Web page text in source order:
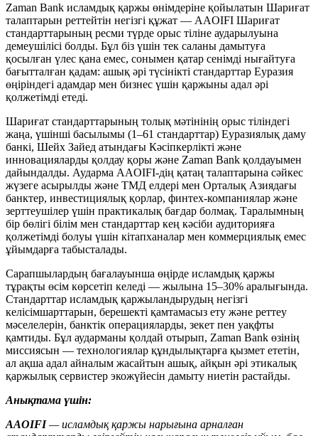
Zaman Bank исламдық қаржы өнімдеріне қойылатын Шариғат
талаптарын реттейтін негізгі құжат — AAOIFI Шариғат
стандарттарының ресми түрде орыс тіліне аударылуына
демеушілісі болды. Бұл біз үшін тек саланы дамытуға
қосылған үлес қана емес, сонымен қатар сенімді нығайтуға
бағытталған қадам: ашық әрі түсінікті стандарттар Еуразия
өңіріндегі адамдар мен бизнес үшін қаржыны адал әрі
қолжетімді етеді.
Шариғат стандарттарының толық мәтінінің орыс тіліндегі
жаңа, үшінші басылымы (1–61 стандарттар) Еуразиялық даму
банкі, Шейх Зайед атындағы Кәсіпкерлікті және
инновацияларды қолдау қоры және Zaman Bank қолдауымен
дайындалды. Аударма AAOIFI-дің қатаң талаптарына сәйкес
жүзеге асырылды және ТМД елдері мен Орталық Азиядағы
банктер, инвестициялық қорлар, финтех-компаниялар және
зерттеушілер үшін практикалық бағдар болмақ. Таралымның
бір бөлігі білім мен стандарттар кең кәсіби аудиторияға
қолжетімді болуы үшін кітапханалар мен коммерциялық емес
ұйымдарға табысталады.
Сарапшылардың бағалауынша өңірде исламдық қаржы
тұрақты өсім көрсетіп келеді — жылына 15–30% аралығында.
Стандарттар исламдық қаржыландырудың негізгі
келісімшарттарын, берешекті қамтамасыз ету және реттеу
мәселелерін, банктік операцияларды, зекет пен уақфты
қамтиды. Бұл аударманы қолдай отырып, Zaman Bank өзінің
миссиясын — технологиялар құндылықтарға қызмет ететін,
ал ақша адал айналым жасайтын ашық, айқын әрі этикалық
қаржылық сервистер экожүйесін дамыту ниетін растайды.
Анықтама үшін:
AAOIFI— исламдық қаржы нарығына арналған